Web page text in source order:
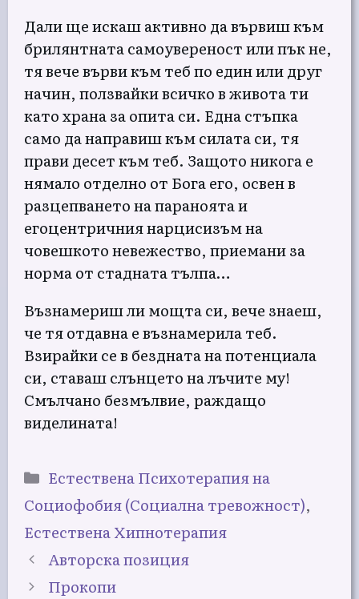
Дали ще искаш активно да вървиш към
брилянтната самоувереност или пък не,
тя вече върви към теб по един или друг
начин, ползвайки всичко в живота ти
като храна за опита си. Една стъпка
само да направиш към силата си, тя
прави десет към теб. Защото никога е
нямало отделно от Бога его, освен в
разцепването на параноята и
егоцентричния нарцисизъм на
човешкото невежество, приемани за
норма от стадната тълпа…
Възнамериш ли мощта си, вече знаеш,
че тя отдавна е възнамерила теб.
Взирайки се в бездната на потенциала
си, ставаш слънцето на лъчите му!
Смълчано безмълвие, раждащо
виделината!
Категории
Естествена Психотерапия на
Социофобия (Социална тревожност),
Естествена Хипнотерапия
Авторска позиция
Прокопи